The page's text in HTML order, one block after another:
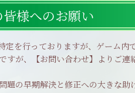
様へのお願い
定を行っておりますが、ゲーム
すが、【お問い合わせ】よりご連
題の早期解決と修正への大きな助